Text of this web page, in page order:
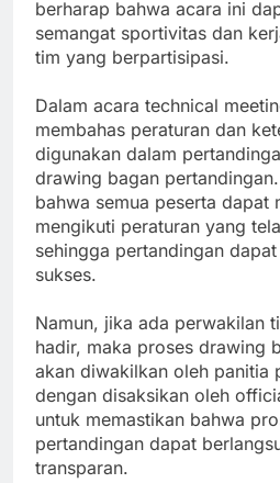
berharap bahwa acara ini
semangat sportivitas dan
tim yang berpartisipasi.
Dalam acara technical
membahas peraturan dan
digunakan dalam
drawing bagan
bahwa semua peserta dapat
mengikuti peraturan yang
sehingga pertandingan
sukses.
Namun, jika ada perwakilan
hadir, maka proses drawing
akan diwakilkan oleh panitia
dengan disaksikan oleh
untuk memastikan bahwa
pertandingan dapat
transparan.